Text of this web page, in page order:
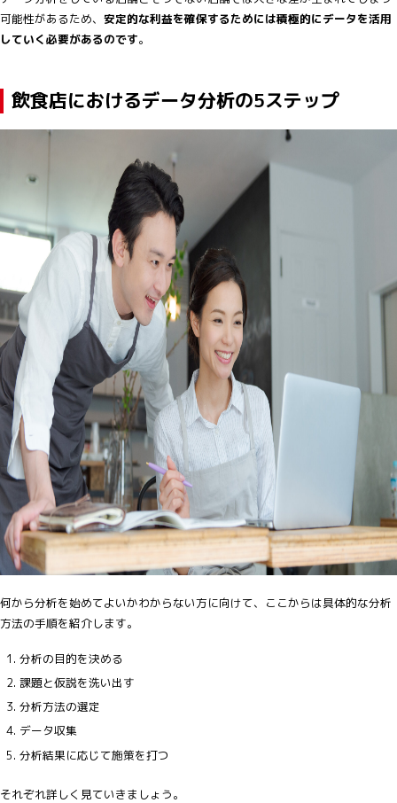
可能性があるため、​​ 安定的な利益を確保するためには積極的にデータを活用
していく必要があるのです。
飲食店におけるデータ分析の5ステップ
何から分析を始めてよいかわからない方に向けて、ここからは具体的な分析
方法の手順を紹介します。
分析の目的を決める
課題と仮説を洗い出す
分析方法の選定
データ収集
分析結果に応じて施策を打つ
それぞれ詳しく見ていきましょう。